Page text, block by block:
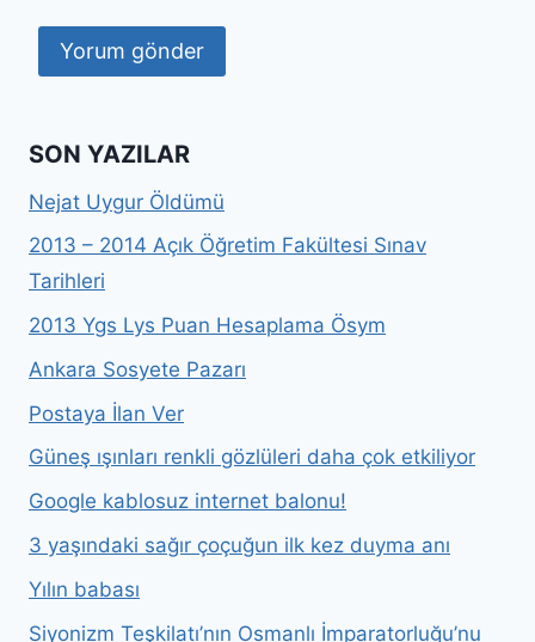
SON YAZILAR
Nejat Uygur Öldümü
2013 – 2014 Açık Öğretim Fakültesi Sınav
Tarihleri
2013 Ygs Lys Puan Hesaplama Ösym
Ankara Sosyete Pazarı
Postaya İlan Ver
Güneş ışınları renkli gözlüleri daha çok etkiliyor
Google kablosuz internet balonu!
3 yaşındaki sağır çoçuğun ilk kez duyma anı
Yılın babası
Siyonizm Teşkilatı’nın Osmanlı İmparatorluğu’nu